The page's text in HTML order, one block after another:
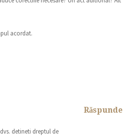
acordat.
Răspunde
detineti dreptul de